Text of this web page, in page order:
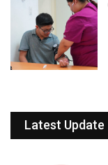
Latest Update